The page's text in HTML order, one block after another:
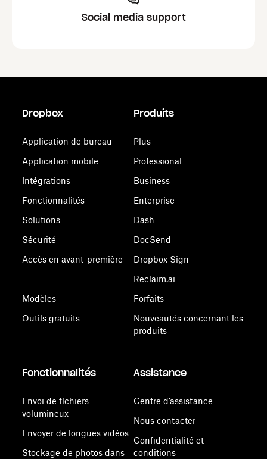
Social media support
Dropbox
Application de bureau
Application mobile
Intégrations
Fonctionnalités
Solutions
Sécurité
Accès en avant-première
Modèles
Outils gratuits
Produits
Plus
Professional
Business
Enterprise
Dash
DocSend
Dropbox Sign
Reclaim.ai
Forfaits
Nouveautés concernant les
produits
Fonctionnalités
Envoi de fichiers
volumineux
Envoyer de longues vidéos
Stockage de photos dans
Assistance
Centre d’assistance
Nous contacter
Confidentialité et
conditions